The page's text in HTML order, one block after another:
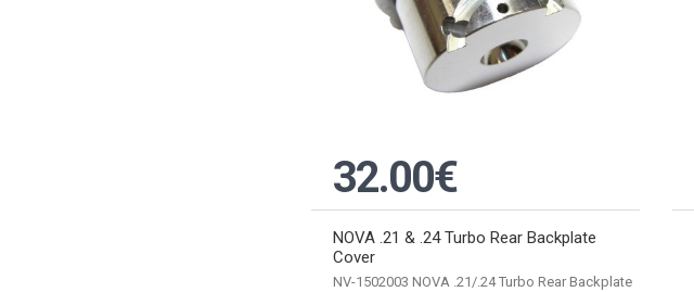
32.00€
NOVA .21 & .24 Turbo Rear Backplate
Cover
NV-1502003 NOVA .21/.24 Turbo Rear Backplate